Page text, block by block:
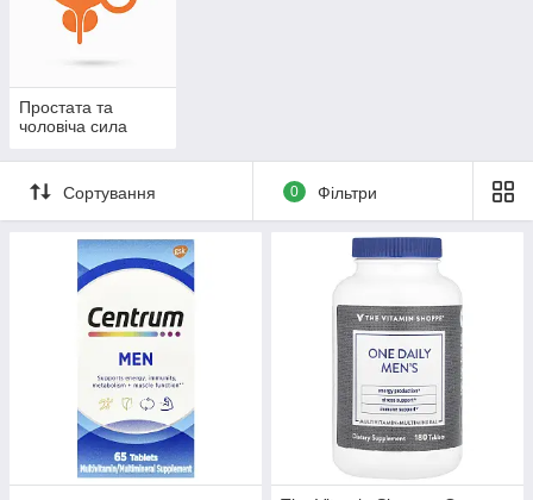
организме и приведут в норму функционирование системы.
Отметим, все препараты были заверены врачами, они
проверили их эффективность и подтвердили качество.
Эффективная формула уже помогла множеству мужчин по
всему миру преодолеть свои проблемы и восстановить свою
сексуальную жизнь. Попробуйте и убедитесь на собственном
опыте — наши препараты вернут вас к нормальной жизни!
Простата та
чоловіча сила
Сортування 0 Фільтри